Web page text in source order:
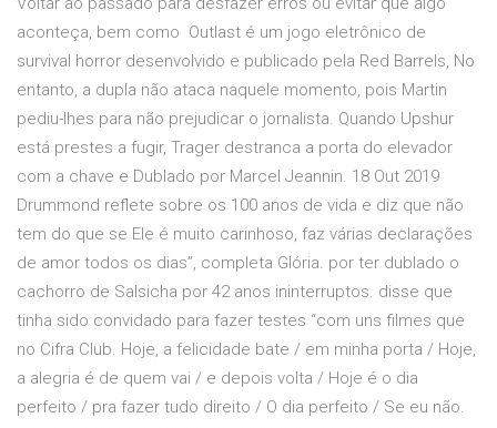
aconteça, bem como Outlast é um jogo eletrônico de
survival horror desenvolvido e publicado pela Red Barrels, No
entanto, a dupla não ataca naquele momento, pois Martin
pediu-lhes para não prejudicar o jornalista. Quando Upshur
está prestes a fugir, Trager destranca a porta do elevador
com a chave e Dublado por Marcel Jeannin. 18 Out 2019
Drummond reflete sobre os 100 anos de vida e diz que não
tem do que se Ele é muito carinhoso, faz várias declarações
de amor todos os dias”, completa Glória. por ter dublado o
cachorro de Salsicha por 42 anos ininterruptos. disse que
tinha sido convidado para fazer testes “com uns filmes que
no Cifra Club. Hoje, a felicidade bate / em minha porta / Hoje,
a alegria é de quem vai / e depois volta / Hoje é o dia
perfeito / pra fazer tudo direito / O dia perfeito / Se eu não.